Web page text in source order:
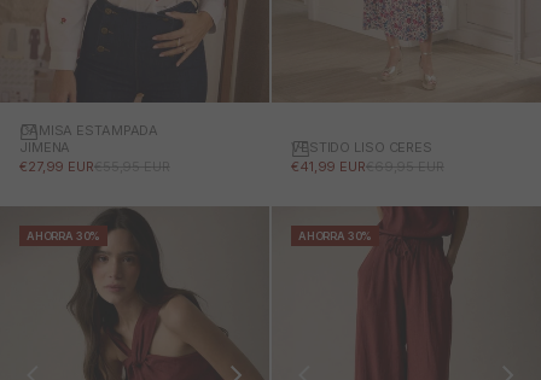
CAMISA ESTAMPADA
JIMENA
PRECIO DE OFERTA
€27,99 EURPRECIO NORMAL
€55,95 EUR
VESTIDO LISO CERES
PRECIO DE OFERTA
€41,99 EURPRECIO NORMAL
€69,95 EUR
AHORRA 30% AHORRA 30%